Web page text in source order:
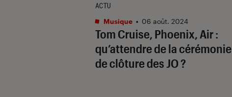
Tom Cruise, Phoenix, Air :
qu’attendre de la cérémonie
de clôture des JO ?
ACTU
Musique • 06 août. 2024